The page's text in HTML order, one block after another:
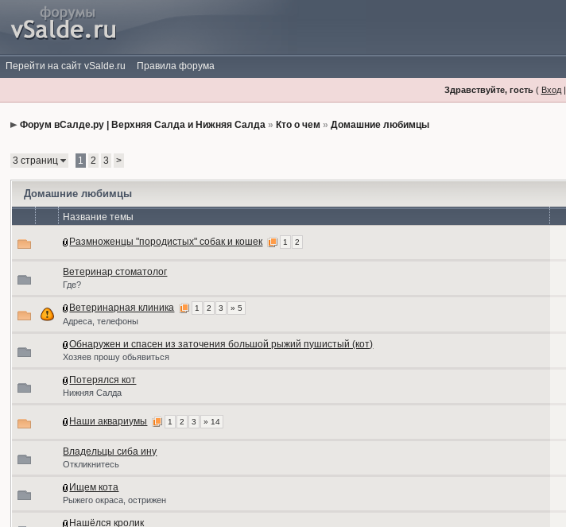
Перейти на сайт vSalde.ru Правила форума
Здравствуйте, гость( Вход|
Форум вСалде.ру | Верхняя Салда и Нижняя Салда » Кто о чем »Домашние любимцы
3 страниц 1 2 3 >
Домашние любимцы
Название темы
Размноженцы "породистых" собак и кошек 1 2
Ветеринар стоматолог
Где?
Ветеринарная клиника 1 2 3 » 5
Адреса, телефоны
Обнаружен и спасен из заточения большой рыжий пушистый (кот)
Хозяев прошу обьявиться
Потерялся кот
Нижняя Салда
Наши аквариумы 1 2 3 » 14
Владельцы сиба ину
Откликнитесь
Ищем кота
Рыжего окраса, острижен
Нашёлся кролик